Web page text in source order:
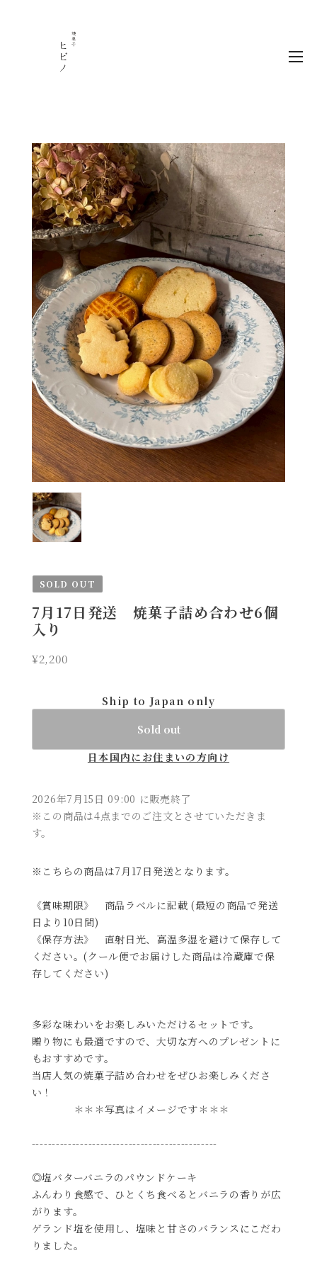
SOLD OUT
7月17日発送 焼菓子詰め合わせ6個
入り
¥2,200
Ship to Japan only
Sold out
日本国内にお住まいの方向け
2026年7月15日 09:00 に販売終了
※この商品は4点までのご注文とさせていただきま
す。
※こちらの商品は7月17日発送となります。
《賞味期限》 商品ラベルに記載 (最短の商品で発送
日より10日間)
《保存方法》 直射日光、高温多湿を避けて保存して
ください。(クール便でお届けした商品は冷蔵庫で保
存してください)
多彩な味わいをお楽しみいただけるセットです。
贈り物にも最適ですので、大切な方へのプレゼントに
もおすすめです。
当店人気の焼菓子詰め合わせをぜひお楽しみくださ
い！
＊＊＊写真はイメージです＊＊＊
----------------------------------------------
◎塩バターバニラのパウンドケーキ
ふんわり食感で、ひとくち食べるとバニラの香りが広
がります。
ゲランド塩を使用し、塩味と甘さのバランスにこだわ
りました。